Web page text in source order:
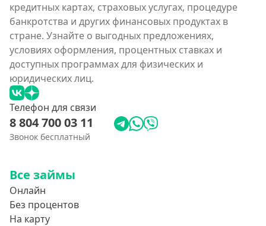
кредитных картах, страховых услугах, процедуре
банкротства и других финансовых продуктах в
стране. Узнайте о выгодных предложениях,
условиях оформления, процентных ставках и
доступных программах для физических и
юридических лиц.
Телефон для связи
8 804 700 03 11
Звонок бесплатный
Все займы
Онлайн
Без процентов
На карту